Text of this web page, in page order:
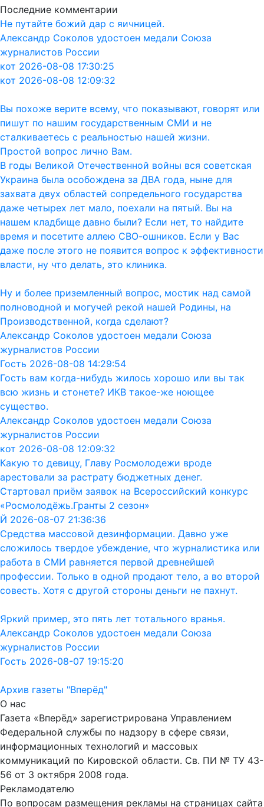
Последние комментарии
Не путайте божий дар с яичницей.
Александр Соколов удостоен медали Союза
журналистов России
кот 2026-08-08 17:30:25
кот 2026-08-08 12:09:32
Вы похоже верите всему, что показывают, говорят или
пишут по нашим государственным СМИ и не
сталкиваетесь с реальностью нашей жизни.
Простой вопрос лично Вам.
В годы Великой Отечественной войны вся советская
Украина была особождена за ДВА года, ныне для
захвата двух областей сопредельного государства
даже четырех лет мало, поехали на пятый. Вы на
нашем кладбище давно были? Если нет, то найдите
время и посетите аллею СВО-ошников. Если у Вас
даже после этого не появится вопрос к эффективности
власти, ну что делать, это клиника.
Ну и более приземленный вопрос, мостик над самой
полноводной и могучей рекой нашей Родины, на
Производственной, когда сделают?
Александр Соколов удостоен медали Союза
журналистов России
Гость 2026-08-08 14:29:54
Гость вам когда-нибудь жилось хорошо или вы так
всю жизнь и стонете? ИКВ такое-же ноющее
существо.
Александр Соколов удостоен медали Союза
журналистов России
кот 2026-08-08 12:09:32
Какую то девицу, Главу Росмолодежи вроде
арестовали за растрату бюджетных денег.
Стартовал приём заявок на Всероссийский конкурс
«Росмолодёжь.Гранты 2 сезон»
Й 2026-08-07 21:36:36
Средства массовой дезинформации. Давно уже
сложилось твердое убеждение, что журналистика или
работа в СМИ равняется первой древнейшей
профессии. Только в одной продают тело, а во второй
совесть. Хотя с другой стороны деньги не пахнут.
Яркий пример, это пять лет тотального вранья.
Александр Соколов удостоен медали Союза
журналистов России
Гость 2026-08-07 19:15:20
Архив газеты "Вперёд"
О нас
Газета «Вперёд» зарегистрирована Управлением
Федеральной службы по надзору в сфере связи,
информационных технологий и массовых
коммуникаций по Кировской области. Св. ПИ № ТУ 43-
56 от 3 октября 2008 года.
Рекламодателю
По вопросам размещения рекламы на страницах сайта